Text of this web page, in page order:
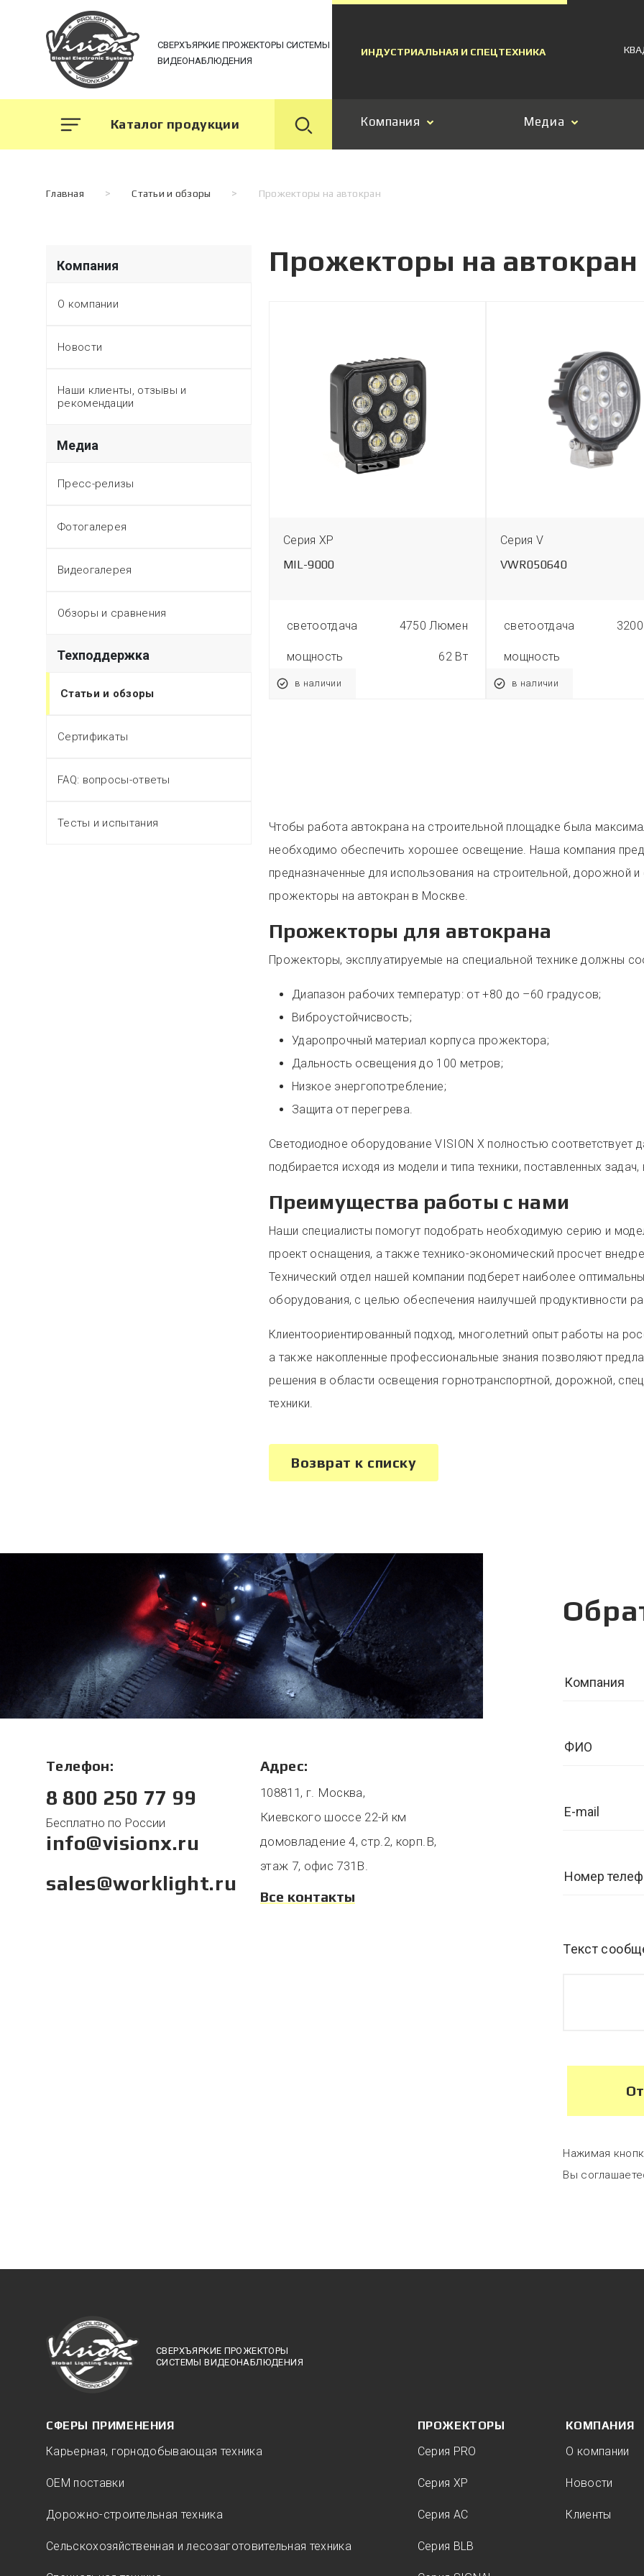
СВЕРХЪЯРКИЕ ПРОЖЕКТОРЫ СИСТЕМЫ
ВИДЕОНАБЛЮДЕНИЯ
ИНДУСТРИАЛЬНАЯ И СПЕЦТЕХНИКА
Каталог продукции Компания Медиа
Главная > Статьи и обзоры > Прожекторы на автокран
Компания
О компании
Новости
Наши клиенты, отзывы и
рекомендации
Медиа
Пресс-релизы
Фотогалерея
Видеогалерея
Обзоры и сравнения
Техподдержка
Статьи и обзоры
Сертификаты
FAQ: вопросы-ответы
Тесты и испытания
Прожекторы на автокран
MIL-TREK6xx
мощность
Серия XP
MIL-9000
светоотдача 4750 Люмен
мощность 62 Вт
в наличии
Серия V
VWR050640
светоотдача
мощность
в наличии
Чтобы работа автокрана на строительной площадке была
необходимо обеспечить хорошее освещение. Наша компания
предназначенные для использования на строительной, дорожной
прожекторы на автокран в Москве.
Прожекторы для автокрана
Прожекторы, эксплуатируемые на специальной технике должны
Диапазон рабочих температур: от +80 до –60 градусов;
Виброустойчисвость;
Ударопрочный материал корпуса прожектора;
Дальность освещения до 100 метров;
Низкое энергопотребление;
Защита от перегрева.
Светодиодное оборудование VISION X полностью
подбирается исходя из модели и типа техники, поставленных
Преимущества работы с нами
Наши специалисты помогут подобрать необходимую серию и
проект оснащения, а также технико-экономический просчет
Технический отдел нашей компании подберет наиболее
оборудования, с целью обеспечения наилучшей продуктивности
Клиентоориентированный подход, многолетний опыт работы на
а также накопленные профессиональные знания позволяют
решения в области освещения горнотранспортной, дорожной,
техники.
Возврат к списку
Телефон:
8 800 250 77 99
Бесплатно по России
info@visionx.ru
sales@worklight.ru
Адрес:
108811, г. Москва,
Киевского шоссе 22-й км
домовладение 4, стр.2, корп.В,
этаж 7, офис 731В.
Все контакты
Текст
Нажимая
Вы
СВЕРХЪЯРКИЕ ПРОЖЕКТОРЫ
СИСТЕМЫ ВИДЕОНАБЛЮДЕНИЯ
СФЕРЫ ПРИМЕНЕНИЯ
Карьерная, горнодобывающая техника
ОЕМ поставки
Дорожно-строительная техника
Сельскохозяйственная и лесозаготовительная техника
ПРОЖЕКТОРЫ
Серия PRO
Серия XP
Серия AC
Серия BLB
КОМПАНИЯ
О компании
Новости
Клиенты